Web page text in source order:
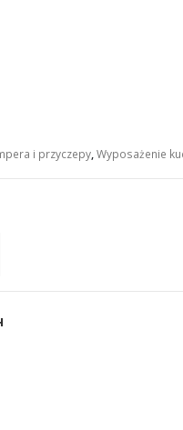
i przyczepy,Wyposażenie